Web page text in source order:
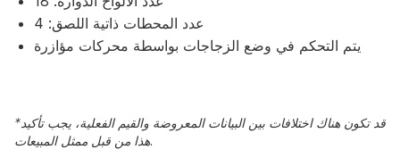
عدد المحطات ذاتية اللصق: 4
يتم التحكم في وضع الزجاجات بواسطة محركات مؤازرة
*قد تكون هناك اختلافات بين البيانات المعروضة والقيم الفعلية، يجب تأكيد
هذا من قبل ممثل المبيعات.